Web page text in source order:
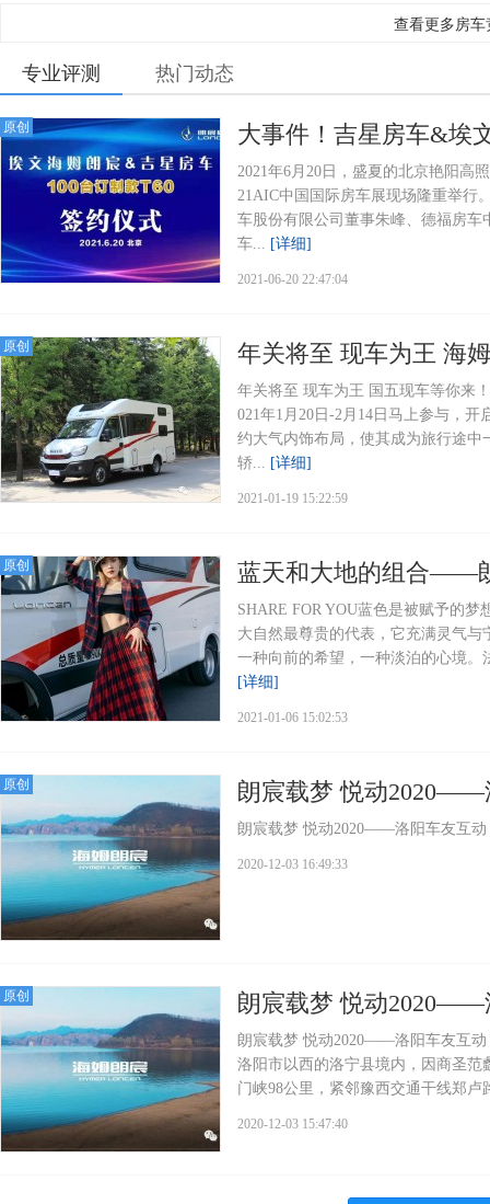
查看更多房
专业评测 热门动态
原创 大事件！吉星房车&埃
2021年6月20日，盛夏的北京艳阳高
21AIC中国国际房车展现场隆重举行
车股份有限公司董事朱峰、德福房
车... [详细]
2021-06-20 22:47:04
原创 年关将至 现车为王 海
年关将至 现车为王 国五现车等你来
021年1月20日-2月14日马上参与，
约大气内饰布局，使其成为旅行途
轿... [详细]
2021-01-19 15:22:59
原创 蓝天和大地的组合——
SHARE FOR YOU蓝色是被赋予的
大自然最尊贵的代表，它充满灵气
一种向前的希望，一种淡泊的心境。
[详细]
2021-01-06 15:02:53
原创 朗宸载梦 悦动2020——
朗宸载梦 悦动2020——洛阳车友互
2020-12-03 16:49:33
原创 朗宸载梦 悦动2020——
朗宸载梦 悦动2020——洛阳车友互
洛阳市以西的洛宁县境内，因商圣范
门峡98公里，紧邻豫西交通干线郑
2020-12-03 15:47:40